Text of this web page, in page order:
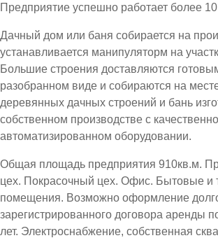
Предприятие успешно работает более 10
Дачный дом или баня собирается на
устанавливается манипуляторм на
Большие строения доставляются
разобранном виде и собираются на
деревянных дачных строений и бань
собственном производстве с
автоматизированном оборудовании.
Общая площадь предприятия 910кв.м.
цех. Покрасочный цех. Офис. Бытовые и
помещения. Возможно оформление
зарегистрированного договора аренды
лет. Электроснабжение, собственная